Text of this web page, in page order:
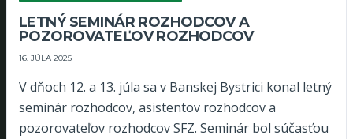
LETNÝ SEMINÁR ROZHODCOV A
POZOROVATEĽOV ROZHODCOV
16. JÚLA 2025
V dňoch 12. a 13. júla sa v Banskej Bystrici konal letný
seminár rozhodcov, asistentov rozhodcov a
pozorovateľov rozhodcov SFZ. Seminár bol súčasťou